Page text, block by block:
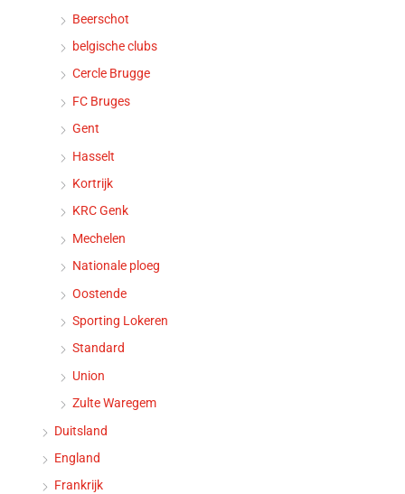
Beerschot
belgische clubs
Cercle Brugge
FC Bruges
Gent
Hasselt
Kortrijk
KRC Genk
Mechelen
Nationale ploeg
Oostende
Sporting Lokeren
Standard
Union
Zulte Waregem
Duitsland
England
Frankrijk